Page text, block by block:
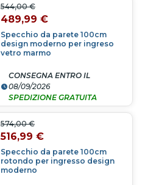
Specchio da parete 100cm
design moderno per ingreso
vetro marmo
544,00 €
489,99 €
CONSEGNA ENTRO IL
08/09/2026
SPEDIZIONE GRATUITA
Specchio da parete 100cm
rotondo per ingresso design
moderno
574,00 €
516,99 €